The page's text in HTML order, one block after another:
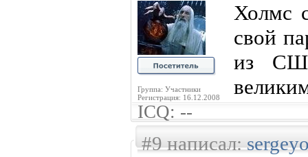
Группа: Участники
Регистрация: 16.12.2008
Холмс
свой
из
ICQ: --
#9 написал: